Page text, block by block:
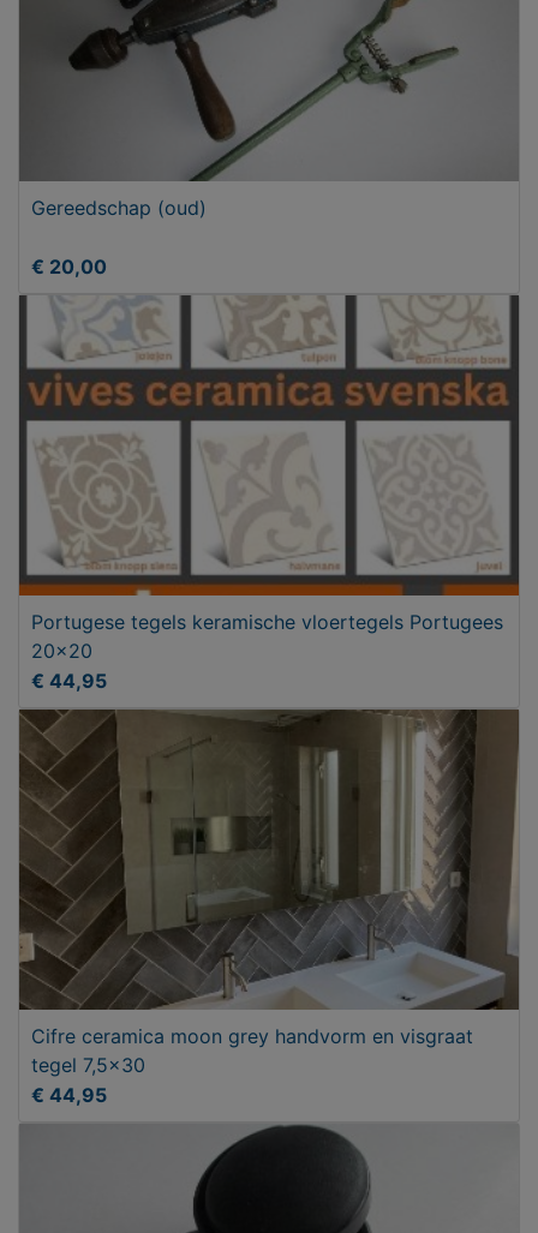
Gereedschap (oud)
€ 20,00
Portugese tegels keramische vloertegels Portugees
20x20
€ 44,95
Cifre ceramica moon grey handvorm en visgraat
tegel 7,5x30
€ 44,95